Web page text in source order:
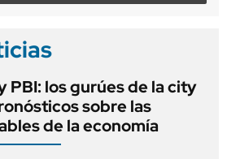
PBI: los gurúes de la city
sobre las
de la economía